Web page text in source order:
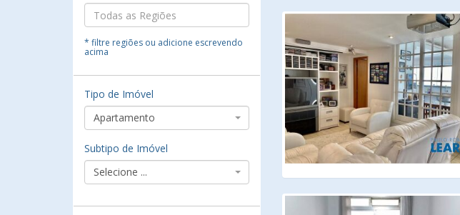
* filtre regiões ou adicione escrevendo
acima
Tipo de Imóvel
Apartamento
Subtipo de Imóvel
Selecione ...